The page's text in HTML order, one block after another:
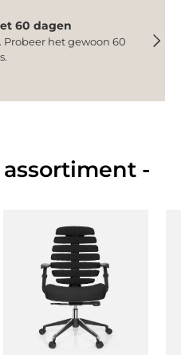
60 dagen
Probeer het gewoon 60
-